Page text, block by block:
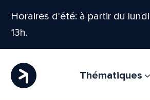
Horaires d'été: à partir du
13h.
Thématiques